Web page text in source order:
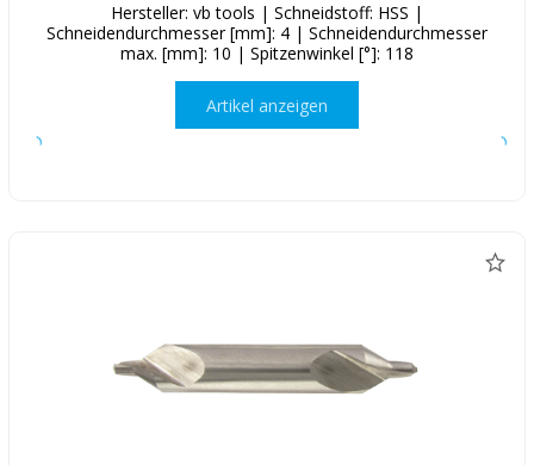
Hersteller: vb tools | Schneidstoff: HSS |
Schneidendurchmesser [mm]: 4 | Schneidendurchmesser
max. [mm]: 10 | Spitzenwinkel [°]: 118
Artikel anzeigen